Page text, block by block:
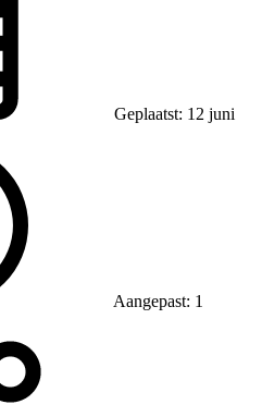
Geplaatst: 12 juni
Aangepast: 1